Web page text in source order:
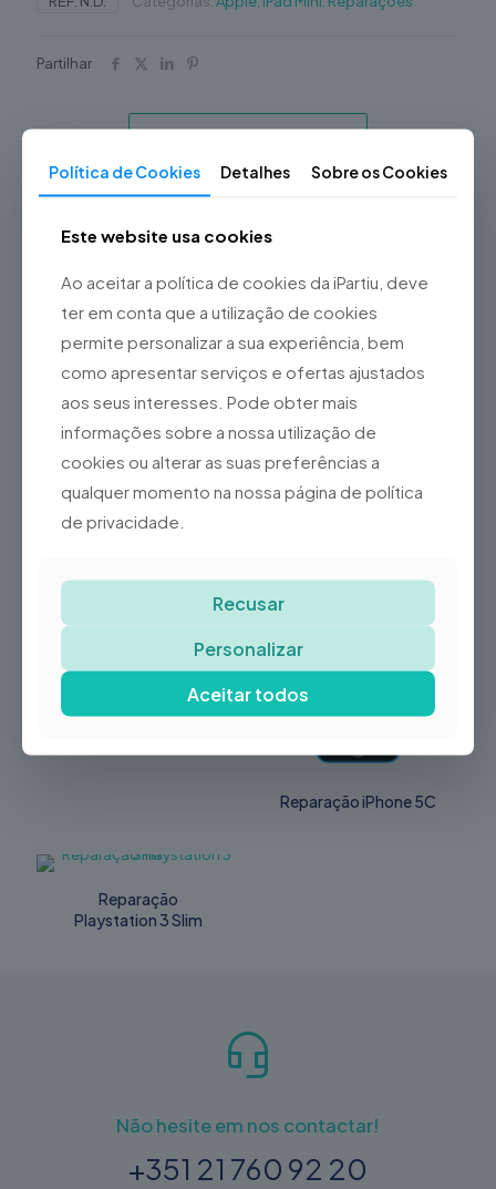
Partilhar
Tipo de Reparação
Bateria, Botão Home,
Botão Power, Botões de
Volume, Câmara Frontal,
Câmara Traseira, Lente da
Câmara Traseira, Porta de
Carregamento,
Reparação iPhone 5C
Reparação
Playstation 3 Slim
Não hesite em nos contactar!
+351 21 760 92 20
Política de Cookies Detalhes Sobre os Cookies
Este website usa cookies
Ao aceitar a política de cookies da iPartiu, deve
ter em conta que a utilização de cookies
permite personalizar a sua experiência, bem
como apresentar serviços e ofertas ajustados
aos seus interesses. Pode obter mais
informações sobre a nossa utilização de
cookies ou alterar as suas preferências a
qualquer momento na nossa página de política
de privacidade.
Recusar
Personalizar
Aceitar todos